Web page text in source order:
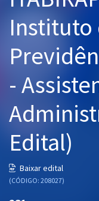
Graduação
Mentorias
Questões grátis
Conteúdo gratuito
Blog
Instituto
-
Edital)
Baixar edital
(CÓDIGO: 208027)